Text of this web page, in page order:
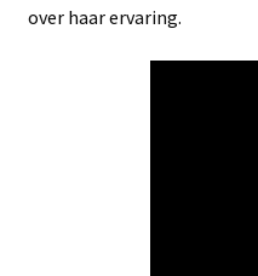
over haar ervaring.